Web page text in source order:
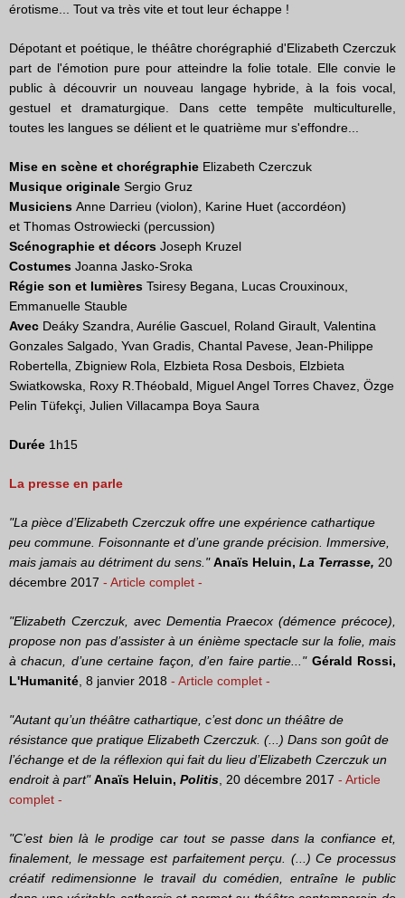
érotisme... Tout va très vite et tout leur échappe !
Dépotant et poétique, le théâtre chorégraphié d'Elizabeth Czerczuk
part de l'émotion pure pour atteindre la folie totale. Elle convie le
public à découvrir un nouveau langage hybride, à la fois vocal,
gestuel et dramaturgique. Dans cette tempête multiculturelle,
toutes les langues se délient et le quatrième mur s'effondre...
Mise en scène et chorégraphie Elizabeth Czerczuk
Musique originale Sergio Gruz
Musiciens Anne Darrieu (violon), Karine Huet (accordéon)
et Thomas Ostrowiecki (percussion)
Scénographie et décors Joseph Kruzel
Costumes Joanna Jasko-Sroka
Régie son et lumières Tsiresy Begana, Lucas Crouxinoux,
Emmanuelle Stauble
Avec Deáky Szandra, Aurélie Gascuel, Roland Girault, Valentina
Gonzales Salgado, Yvan Gradis, Chantal Pavese, Jean-Philippe
Robertella, Zbigniew Rola, Elzbieta Rosa Desbois, Elzbieta
Swiatkowska, Roxy R.Théobald, Miguel Angel Torres Chavez, Özge
Pelin Tüfekçi, Julien Villacampa Boya Saura
Durée 1h15
La presse en parle
"La pièce d’Elizabeth Czerczuk offre une expérience cathartique
peu commune. Foisonnante et d’une grande précision. Immersive,
mais jamais au détriment du sens." Anaïs Heluin, La Terrasse, 20
décembre 2017 - Article complet -
"Elizabeth Czerczuk, avec Dementia Praecox (démence précoce),
propose non pas d’assister à un énième spectacle sur la folie, mais
à chacun, d’une certaine façon, d’en faire partie..." Gérald Rossi,
L'Humanité , 8 janvier 2018 - Article complet -
"Autant qu’un théâtre cathartique, c’est donc un théâtre de
résistance que pratique Elizabeth Czerczuk. (...) Dans son goût de
l’échange et de la réflexion qui fait du lieu d’Elizabeth Czerczuk un
endroit à part" Anaïs Heluin, Politis , 20 décembre 2017 - Article
complet -
"C’est bien là le prodige car tout se passe dans la confiance et,
finalement, le message est parfaitement perçu. (...) Ce processus
créatif redimensionne le travail du comédien, entraîne le public